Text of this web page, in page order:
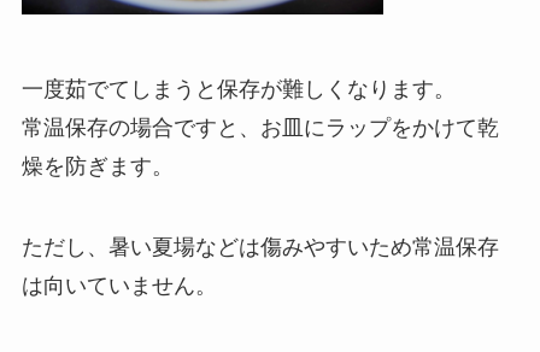
一度茹でてしまうと保存が難しくなります。
常温保存の場合ですと、お皿にラップをかけて乾
燥を防ぎます。
ただし、暑い夏場などは傷みやすいため常温保存
は向いていません。